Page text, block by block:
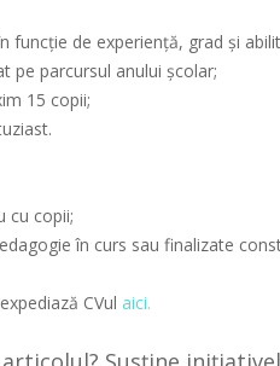
funcție de experiență, grad și
pe parcursul anului școlar;
15 copii;
cu copii;
în curs sau finalizate
CVul aici.